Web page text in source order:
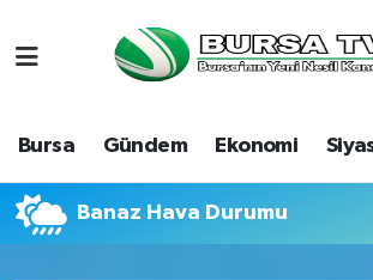
Bursa Gündem Ekonomi
Banaz Hava Durumu
Bursa
Dünya
Hava Durumu
Namaz Vakitleri